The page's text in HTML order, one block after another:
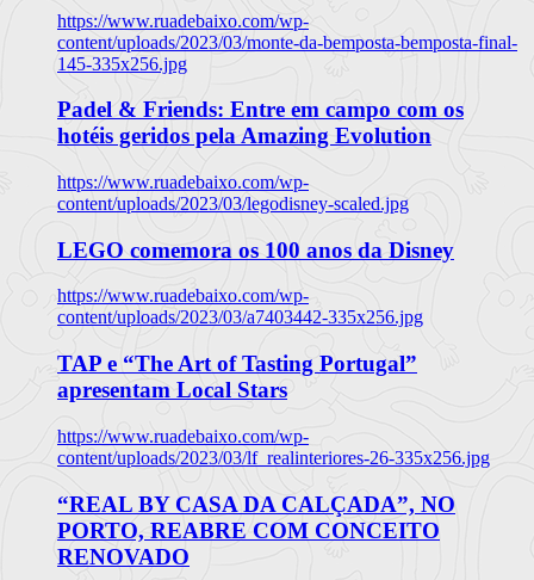
https://www.ruadebaixo.com/wp-
content/uploads/2023/03/monte-da-bemposta-bemposta-final-
145-335x256.jpg
Padel & Friends: Entre em campo com os
hotéis geridos pela Amazing Evolution
https://www.ruadebaixo.com/wp-
content/uploads/2023/03/legodisney-scaled.jpg
LEGO comemora os 100 anos da Disney
https://www.ruadebaixo.com/wp-
content/uploads/2023/03/a7403442-335x256.jpg
TAP e “The Art of Tasting Portugal”
apresentam Local Stars
https://www.ruadebaixo.com/wp-
content/uploads/2023/03/lf_realinteriores-26-335x256.jpg
“REAL BY CASA DA CALÇADA”, NO
PORTO, REABRE COM CONCEITO
RENOVADO